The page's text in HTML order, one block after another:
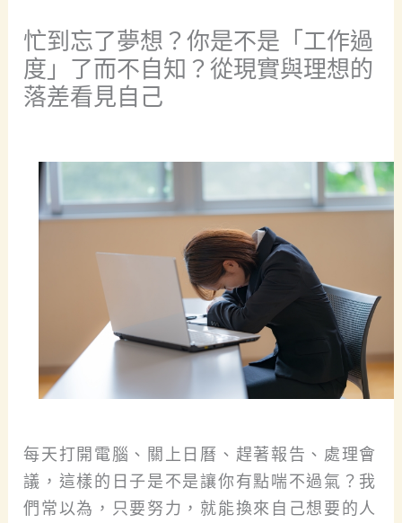
忙到忘了夢想？你是不是「工作過
度」了而不自知？從現實與理想的
落差看見自己
每天打開電腦、關上日曆、趕著報告、處理會
議，這樣的日子是不是讓你有點喘不過氣？我
們常以為，只要努力，就能換來自己想要的人